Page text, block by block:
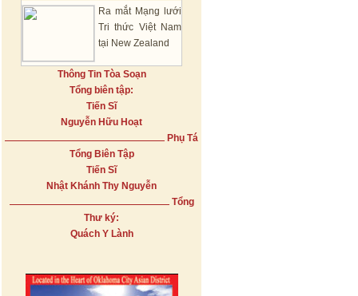
Ra mắt Mạng lưới
Tri thức Việt Nam
tại New Zealand
Thông Tin Tòa Soạn
Tổng biên tập:
Tiến Sĩ
Nguyễn Hữu Hoạt
Phụ Tá
Tổng Biên Tập
Tiến Sĩ
Nhật Khánh Thy Nguyễn
Tổng
Thư ký:
Quách Y Lành